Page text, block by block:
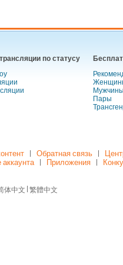
по статусу
Мужчины
Пары
Обратная связь
Приложения